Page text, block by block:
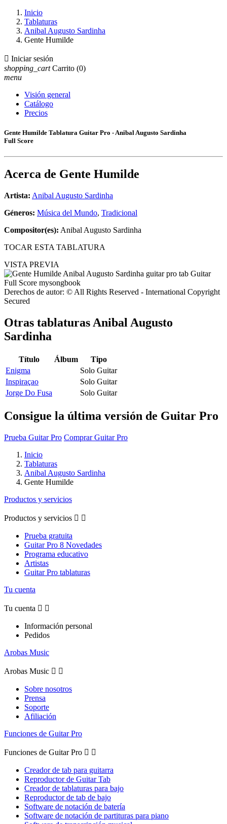
Inicio
Tablaturas
Anibal Augusto Sardinha
Gente Humilde
 Iniciar sesión
shopping_cart Carrito (0)
menu
Visión general
Catálogo
Precios
Gente Humilde Tablatura Guitar Pro - Anibal Augusto Sardinha
Full Score
Acerca de Gente Humilde
Artista: Anibal Augusto Sardinha
Géneros: Música del Mundo, Tradicional
Compositor(es): Anibal Augusto Sardinha
TOCAR ESTA TABLATURA
VISTA PREVIA
Derechos de autor: © All Rights Reserved - International Copyright
Secured
Otras tablaturas Anibal Augusto
Sardinha
Título Álbum
Tipo
Enigma
Solo Guitar
Inspiraçao
Solo Guitar
Jorge Do Fusa
Solo Guitar
Consigue la última versión de Guitar Pro
Prueba Guitar Pro Comprar Guitar Pro
Inicio
Tablaturas
Anibal Augusto Sardinha
Gente Humilde
Productos y servicios
Productos y servicios  
Prueba gratuita
Guitar Pro 8 Novedades
Programa educativo
Artistas
Guitar Pro tablaturas
Tu cuenta
Tu cuenta  
Información personal
Pedidos
Arobas Music
Arobas Music  
Sobre nosotros
Prensa
Soporte
Afiliación
Funciones de Guitar Pro
Funciones de Guitar Pro  
Creador de tab para guitarra
Reproductor de Guitar Tab
Creador de tablaturas para bajo
Reproductor de tab de bajo
Software de notación de batería
Software de notación de partituras para piano